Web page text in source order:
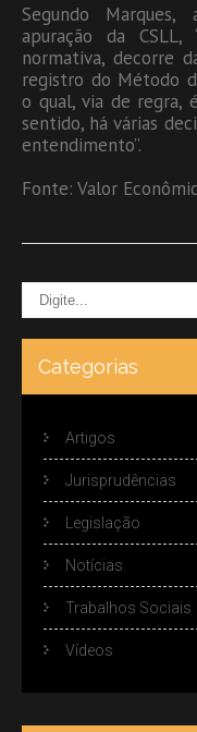
Segundo
apuração da
normativa, decorre
registro do Método
o qual, via de regra,
sentido, há várias
entendimento”.
Fonte: Valor
Categorias
Artigos
Jurisprudências
Legislação
Notícias
Trabalhos Sociais
Vídeos